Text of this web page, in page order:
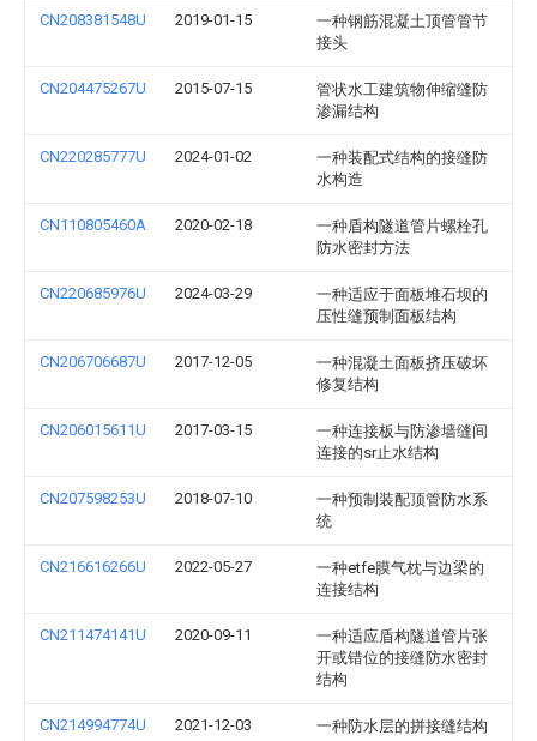
CN208381548U 2019-01-15
一种钢筋混凝土顶管管节
接头
CN204475267U 2015-07-15
管状水工建筑物伸缩缝防
渗漏结构
CN220285777U 2024-01-02
一种装配式结构的接缝防
水构造
CN110805460A 2020-02-18
一种盾构隧道管片螺栓孔
防水密封方法
CN220685976U 2024-03-29
一种适应于面板堆石坝的
压性缝预制面板结构
CN206706687U 2017-12-05
一种混凝土面板挤压破坏
修复结构
CN206015611U 2017-03-15
一种连接板与防渗墙缝间
连接的sr止水结构
CN207598253U 2018-07-10
一种预制装配顶管防水系
统
CN216616266U 2022-05-27
一种etfe膜气枕与边梁的
连接结构
CN211474141U 2020-09-11
一种适应盾构隧道管片张
开或错位的接缝防水密封
结构
CN214994774U 2021-12-03 一种防水层的拼接缝结构